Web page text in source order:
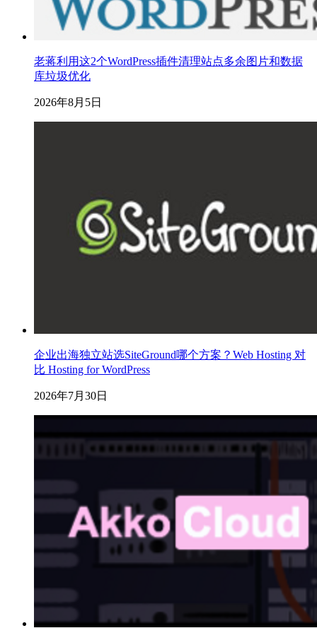
老蒋利用这2个WordPress插件清理站点多余图片和数据
库垃圾优化
2026年8月5日
企业出海独立站选SiteGround哪个方案？Web Hosting 对
比 Hosting for WordPress
2026年7月30日